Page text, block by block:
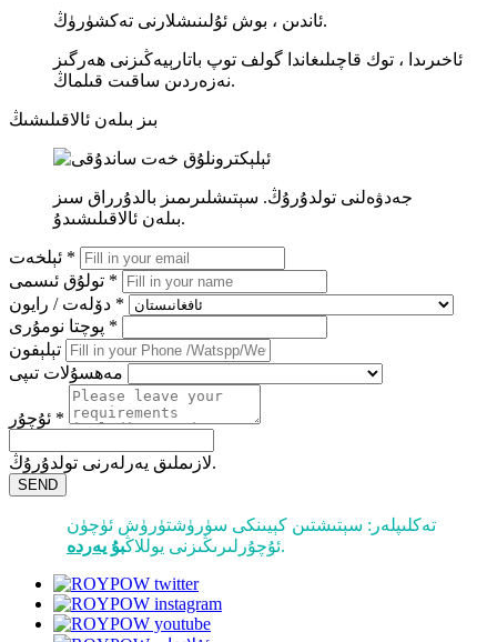
ئاندىن ، بوش ئۇلىنىشلارنى تەكشۈرۈڭ.
ئاخىرىدا ، توك قاچىلىغاندا گولف توپ باتارېيەڭىزنى ھەرگىز
نەزەردىن ساقىت قىلماڭ.
بىز بىلەن ئالاقىلىشىڭ
جەدۋەلنى تولدۇرۇڭ. سېتىشلىرىمىز بالدۇرراق سىز
بىلەن ئالاقىلىشىدۇ.
ئېلخەت *
تولۇق ئىسمى *
دۆلەت / رايون *
پوچتا نومۇرى *
تېلېفون
مەھسۇلات تىپى
ئۇچۇر *
لازىملىق يەرلەرنى تولدۇرۇڭ.
SEND
تەكلىپلەر: سېتىشتىن كېيىنكى سۈرۈشتۈرۈش ئۈچۈن
ئۇچۇرلىرىڭىزنى يوللاڭبۇ يەردە .